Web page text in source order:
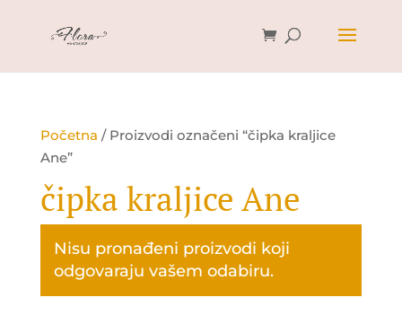
Početna / Proizvodi označeni “čipka kraljice
Ane”
čipka kraljice Ane
Nisu pronađeni proizvodi koji
odgovaraju vašem odabiru.